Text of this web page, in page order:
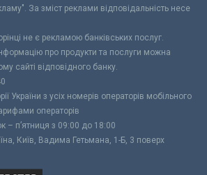
За зміст реклами відповідальність несе
не є рекламою банківських послуг.
про продукти та послуги можна
сайті відповідного банку.
України з усіх номерів операторів мобільного
операторів
– п’ятниця з 09:00 до 18:00
Київ, Вадима Гетьмана, 1-Б, 3 поверх